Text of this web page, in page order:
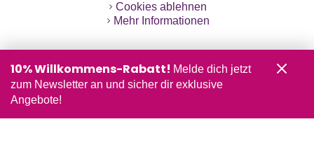
Cookies ablehnen
Mehr Informationen
10% Willkommens-Rabatt! Melde dich jetzt
zum Newsletter an und sicher dir exklusive
Angebote!